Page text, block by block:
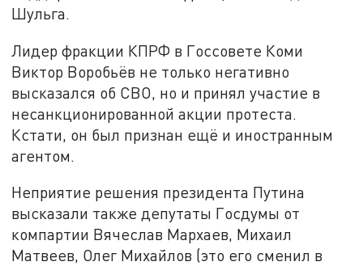
Шульга.
Лидер фракции КПРФ в Госсовете Коми
Виктор Воробьёв не только негативно
высказался об СВО, но и принял участие в
несанкционированной акции протеста.
Кстати, он был признан ещё и иностранным
агентом.
Неприятие решения президента Путина
высказали также депутаты Госдумы от
компартии Вячеслав Мархаев, Михаил
Матвеев, Олег Михайлов (это его сменил в